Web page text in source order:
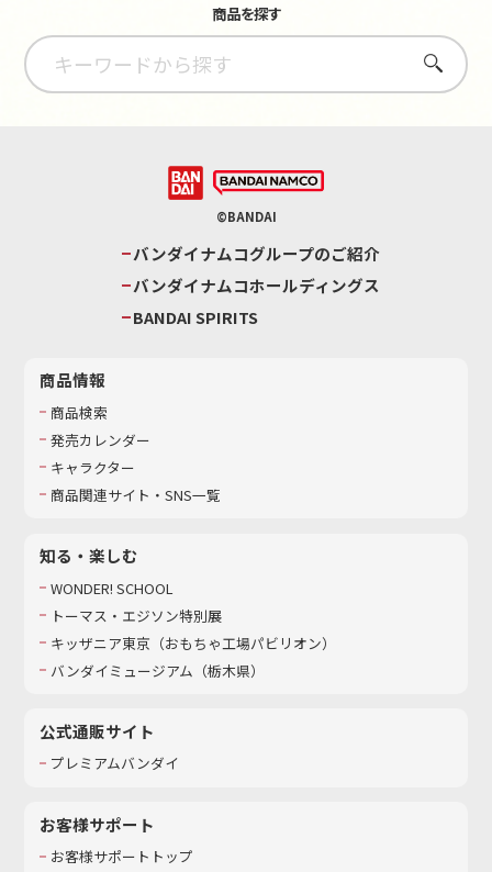
商品を探す
さがす
©BANDAI
バンダイナムコグループのご紹介
バンダイナムコホールディングス
BANDAI SPIRITS
商品情報
商品検索
発売カレンダー
キャラクター
商品関連サイト・SNS一覧
知る・楽しむ
WONDER! SCHOOL
トーマス・エジソン特別展
キッザニア東京（おもちゃ工場パビリオン）​
バンダイミュージアム（栃木県）
公式通販サイト
プレミアムバンダイ
お客様サポート
お客様サポートトップ